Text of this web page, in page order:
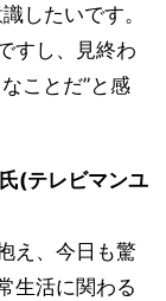
したいです。
すし、見終わ
ことだ”と感
(テレビマンユ
え、今日も驚
生活に関わる